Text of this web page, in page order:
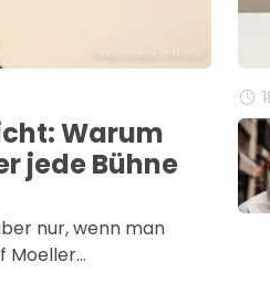
© Hans Schaefer Workwear
Warum
jede Bühne
nur, wenn man
Moeller…